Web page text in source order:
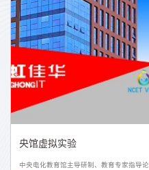
央馆虚拟实验
中央电化教育馆主导研制、教育专家指导